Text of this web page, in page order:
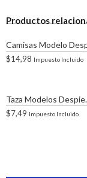
Productos
$14,98 Impuesto Incluido
$7,49 Impuesto Incluido